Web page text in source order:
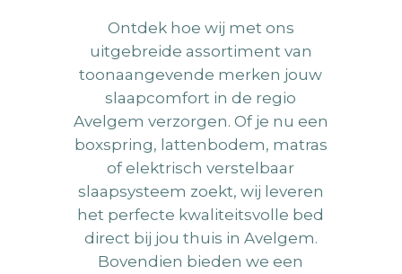
Ontdek hoe wij met ons
uitgebreide assortiment van
toonaangevende merken jouw
slaapcomfort in de regio
Avelgem verzorgen. Of je nu een
boxspring, lattenbodem, matras
of elektrisch verstelbaar
slaapsysteem zoekt, wij leveren
het perfecte kwaliteitsvolle bed
direct bij jou thuis in Avelgem.
Bovendien bieden we een